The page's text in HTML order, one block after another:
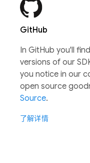
GitHub
In GitHub you'll
versions of our
you notice in our
open source
Source.
了解详情